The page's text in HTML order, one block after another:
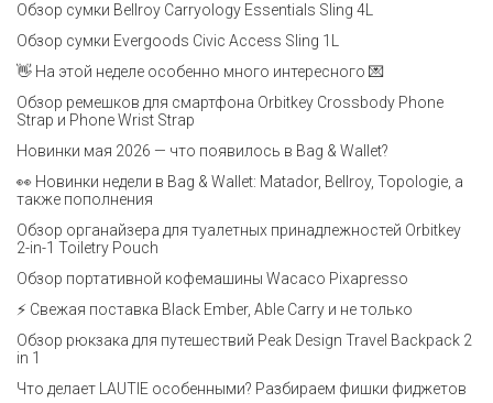
Обзор сумки Bellroy Carryology Essentials Sling 4L
Обзор сумки Evergoods Civic Access Sling 1L
👋 На этой неделе особенно много интересного 💌
Обзор ремешков для смартфона Orbitkey Crossbody Phone
Strap и Phone Wrist Strap
Новинки мая 2026 — что появилось в Bag & Wallet?
👀 Новинки недели в Bag & Wallet: Matador, Bellroy, Topologie, а
также пополнения
Обзор органайзера для туалетных принадлежностей Orbitkey
2-in-1 Toiletry Pouch
Обзор портативной кофемашины Wacaco Pixapresso
⚡ Свежая поставка Black Ember, Able Carry и не только
Обзор рюкзака для путешествий Peak Design Travel Backpack 2
in 1
Что делает LAUTIE особенными? Разбираем фишки фиджетов